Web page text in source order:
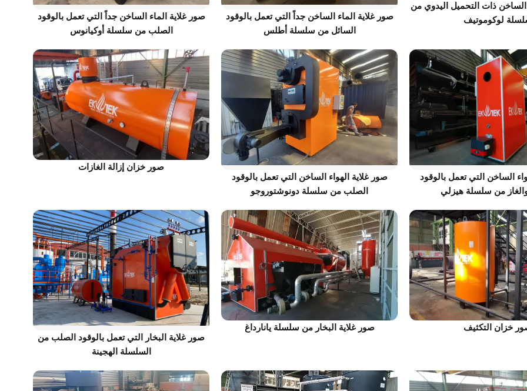
الساخن ذات التحميل اليدوي من
لوكوموتيف
صور غلاية الماء الساخن جداً التي تعمل بالوقود
السائل من سلسلة أطلس
صور غلاية الماء الساخن جداً التي تعمل بالوقود
الصلب من سلسلة أوكيانوس
الساخن التي تعمل بالوقود
من سلسلة هيزلي
صور غلاية الهواء الساخن التي تعمل بالوقود
الصلب من سلسلة دونوشتوروجو
صور خزان إزالة الغازات
خزان التكثيف
صور غلاية البخار من سلسلة يانارداغ
صور غلاية البخار التي تعمل بالوقود الصلب من
السلسلة الهجينة